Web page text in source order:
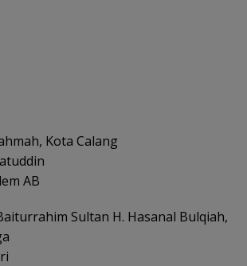
Kota Calang
AB
Sultan H. Hasanal Bulqiah,